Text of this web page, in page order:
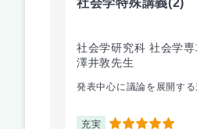
社会学特殊講義(2)
社会学研究科 社会学専
澤井敦先生
発表中心に議論を展開す
充実 5